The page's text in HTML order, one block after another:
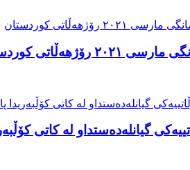
کوردستان
گیانلەدەستداو لە کاتی